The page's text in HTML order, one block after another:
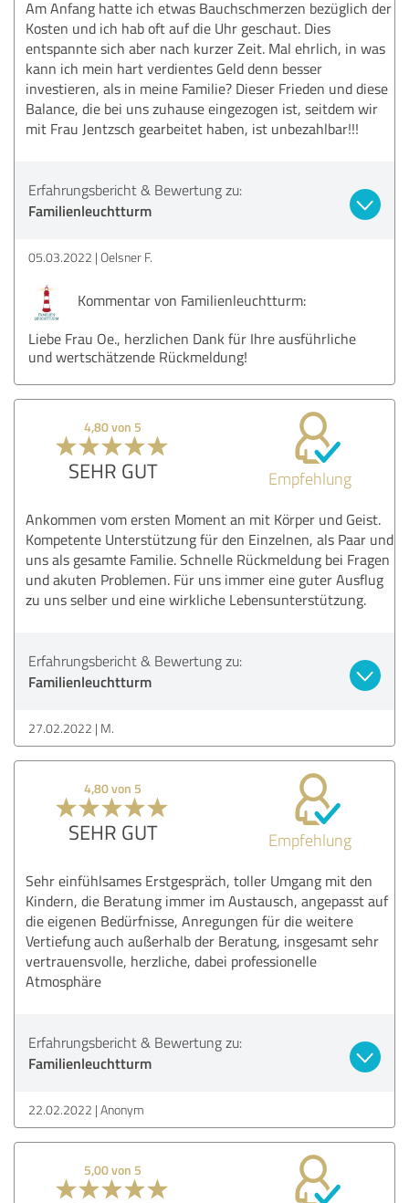
Am Anfang hatte ich etwas Bauchschmerzen bezüglich der
Kosten und ich hab oft auf die Uhr geschaut. Dies
entspannte sich aber nach kurzer Zeit. Mal ehrlich, in was
kann ich mein hart verdientes Geld denn besser
investieren, als in meine Familie? Dieser Frieden und diese
Balance, die bei uns zuhause eingezogen ist, seitdem wir
mit Frau Jentzsch gearbeitet haben, ist unbezahlbar!!!
Erfahrungsbericht & Bewertung zu:
Familienleuchtturm
05.03.2022 Oelsner F.
Kommentar von Familienleuchtturm:
Liebe Frau Oe., herzlichen Dank für Ihre ausführliche
und wertschätzende Rückmeldung!
4,80 von 5
SEHR GUT Empfehlung
Ankommen vom ersten Moment an mit Körper und Geist.
Kompetente Unterstützung für den Einzelnen, als Paar und
uns als gesamte Familie. Schnelle Rückmeldung bei Fragen
und akuten Problemen. Für uns immer eine guter Ausflug
zu uns selber und eine wirkliche Lebensunterstützung.
Erfahrungsbericht & Bewertung zu:
Familienleuchtturm
27.02.2022 M.
4,80 von 5
SEHR GUT Empfehlung
Sehr einfühlsames Erstgespräch, toller Umgang mit den
Kindern, die Beratung immer im Austausch, angepasst auf
die eigenen Bedürfnisse, Anregungen für die weitere
Vertiefung auch außerhalb der Beratung, insgesamt sehr
vertrauensvolle, herzliche, dabei professionelle
Atmosphäre
Erfahrungsbericht & Bewertung zu:
Familienleuchtturm
22.02.2022 Anonym
5,00 von 5